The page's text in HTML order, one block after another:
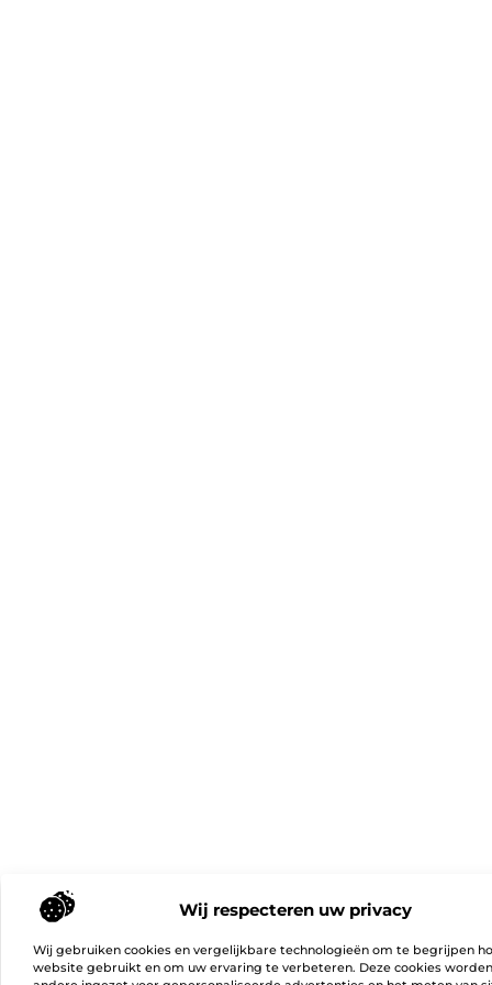
Wij respecteren uw privacy
Wij gebruiken cookies en vergelijkbare technologieën om te begrijpen
website gebruikt en om uw ervaring te verbeteren. Deze cookies